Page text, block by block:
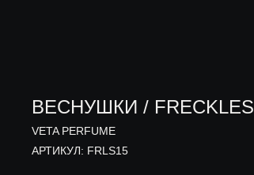
ВЕСНУШКИ / FRECKLES
VETA PERFUME
АРТИКУЛ: FRLS15